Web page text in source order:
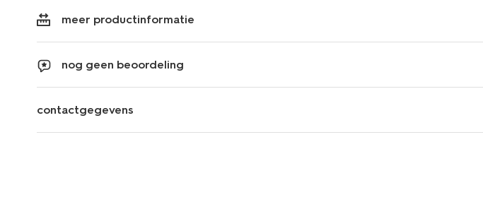
meer productinformatie
nog geen beoordeling
contactgegevens